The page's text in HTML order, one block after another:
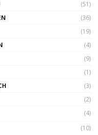
Việt Nam | Phổ
Blockchain
đang được ứng
(51)
(36)
(19)
(4)
(9)
(1)
(3)
(2)
(4)
(10)